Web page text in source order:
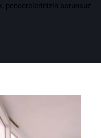
pencerelerinizin sorunsuz